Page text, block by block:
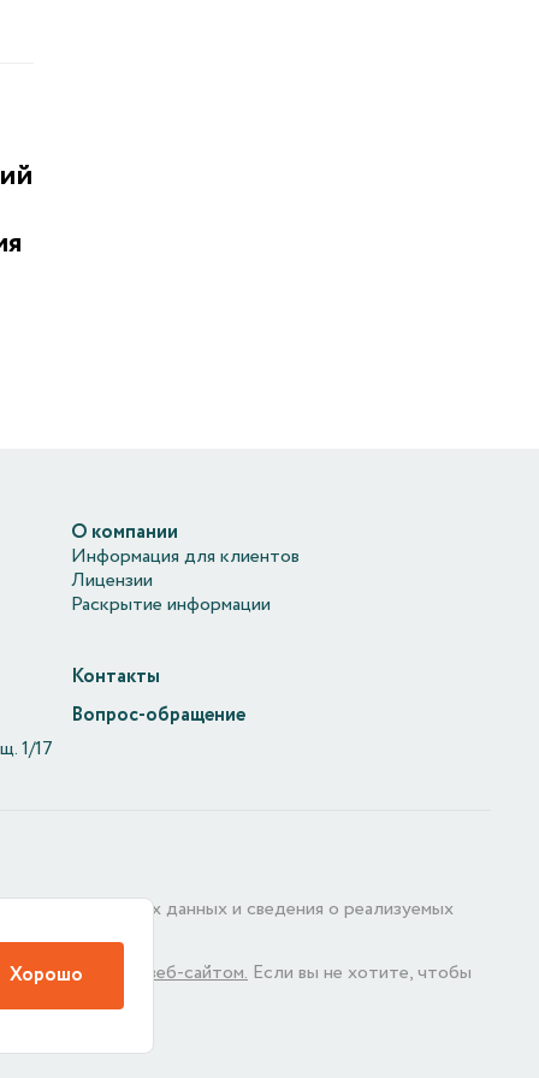
О компании
Информация для клиентов
Лицензии
Раскрытие информации
1/17
Контакты
Вопрос-обращение
персональных данных и сведения о реализуемых
пользования веб-сайтом. Если вы не хотите, чтобы
Хорошо